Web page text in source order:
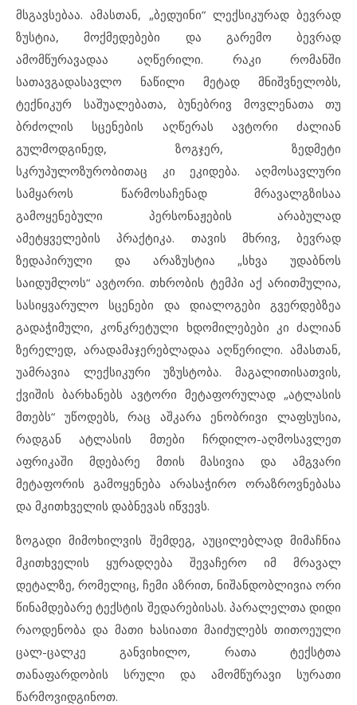
მსგავსებაა. ამასთან, „ბედუინი“ ლექსიკურად ბევრად
ზუსტია, მოქმედებები და გარემო ბევრად
ამომწურავადაა აღწერილი. რაკი რომანში
სათავგადასავლო ნაწილი მეტად მნიშვნელობს,
ტექნიკურ საშუალებათა, ბუნებრივ მოვლენათა თუ
ბრძოლის სცენების აღწერას ავტორი ძალიან
გულმოდგინედ, ზოგჯერ, ზედმეტი
სკრუპულოზურობითაც კი ეკიდება. აღმოსავლური
სამყაროს წარმოსაჩენად მრავალგზისაა
გამოყენებული პერსონაჟების არაბულად
ამეტყველების პრაქტიკა. თავის მხრივ, ბევრად
ზედაპირული და არაზუსტია „სხვა უდაბნოს
საიდუმლოს“ ავტორი. თხრობის ტემპი აქ არითმულია,
სასიყვარულო სცენები და დიალოგები გვერდებზეა
გადაჭიმული, კონკრეტული ხდომილებები კი ძალიან
ზერელედ, არადამაჯერებლადაა აღწერილი. ამასთან,
უამრავია ლექსიკური უზუსტობა. მაგალითისათვის,
ქვიშის ბარხანებს ავტორი მეტაფორულად „ატლასის
მთებს“ უწოდებს, რაც აშკარა ენობრივი ლაფსუსია,
რადგან ატლასის მთები ჩრდილო-აღმოსავლეთ
აფრიკაში მდებარე მთის მასივია და ამგვარი
მეტაფორის გამოყენება არასაჭირო ორაზროვნებასა
და მკითხველის დაბნევას იწვევს.
ზოგადი მიმოხილვის შემდეგ, აუცილებლად მიმაჩნია
მკითხველის ყურადღება შევაჩერო იმ მრავალ
დეტალზე, რომელიც, ჩემი აზრით, ნიშანდობლივია ორი
წინამდებარე ტექსტის შედარებისას. პარალელთა დიდი
რაოდენობა და მათი ხასიათი მაიძულებს თითოეული
ცალ-ცალკე განვიხილო, რათა ტექსტთა
თანაფარდობის სრული და ამომწურავი სურათი
წარმოვიდგინოთ.